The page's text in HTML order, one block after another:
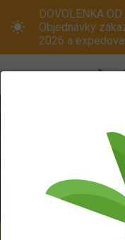
DOVOLENKA
Objednávky
2026 a